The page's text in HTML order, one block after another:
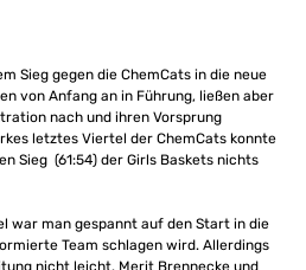
Sieg gegen die ChemCats in die neue
von Anfang an in Führung, ließen aber
nach und ihren Vorsprung
letztes Viertel der ChemCats konnte
Sieg (61:54) der Girls Baskets nichts
war man gespannt auf den Start in die
Team schlagen wird. Allerdings
nicht leicht. Merit Brennecke und